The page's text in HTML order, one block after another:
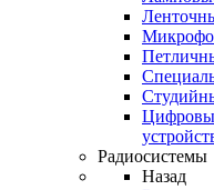
Радиосистемы
Назад